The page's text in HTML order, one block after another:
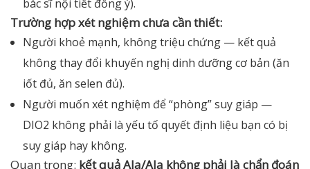
bác sĩ nội tiết đồng ý).
Trường hợp xét nghiệm chưa cần thiết:
Người khoẻ mạnh, không triệu chứng — kết quả
không thay đổi khuyến nghị dinh dưỡng cơ bản (ăn
iốt đủ, ăn selen đủ).
Người muốn xét nghiệm để “phòng” suy giáp —
DIO2 không phải là yếu tố quyết định liệu bạn có bị
suy giáp hay không.
Quan trọng: kết quả Ala/Ala không phải là chẩn đoán